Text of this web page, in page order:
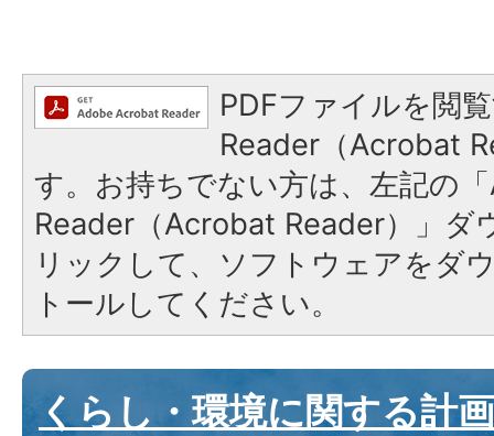
PDFファイルを閲
Reader（Acrobat
す。お持ちでない方は、左記の
Reader（Acrobat Reader）」ダ
リックして、ソフトウェアをダ
トールしてください。
くらし・環境に関する計画